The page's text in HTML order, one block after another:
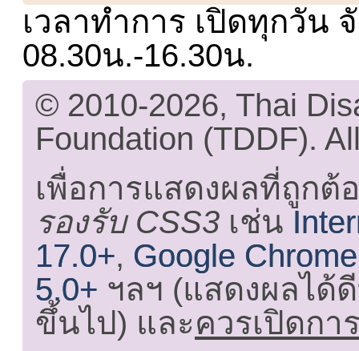
เวลาทำการ เปิดทุกวัน
08.30น.-16.30น.
© 2010-2026, Thai
Foundation (TDDF).
เพื่อการแสดงผลที่ถูกต้
รองรับ CSS3 เช่น
17.0+, Google
5.0+ ฯลฯ (แสดงผลได้
ขึ้นไป) และควรเปิดกา